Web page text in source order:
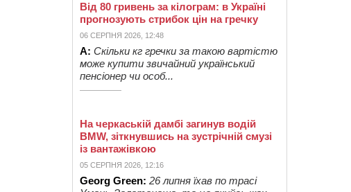
Від 80 гривень за кілограм: в Україні
прогнозують стрибок цін на гречку
06 СЕРПНЯ 2026, 12:48
А: Скільки кг гречки за такою вартістю
може купити звичайний український
пенсіонер чи особ...
На черкаській дамбі загинув водій
BMW, зіткнувшись на зустрічній смузі
із вантажівкою
05 СЕРПНЯ 2026, 12:16
Georg Green: 26 липня їхав по трасі